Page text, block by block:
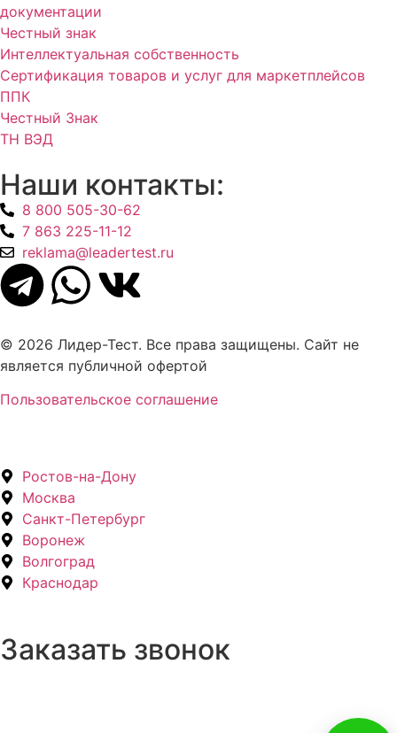
документации
Честный знак
Интеллектуальная собственность
Сертификация товаров и услуг для маркетплейсов
ППК
Честный Знак
ТН ВЭД
Наши контакты:
8 800 505-30-62
7 863 225-11-12
reklama@leadertest.ru
© 2026 Лидер-Тест. Все права защищены. Сайт не
является публичной офертой
Пользовательское соглашение
Ростов-на-Дону
Москва
Санкт-Петербург
Воронеж
Волгоград
Краснодар
Заказать звонок